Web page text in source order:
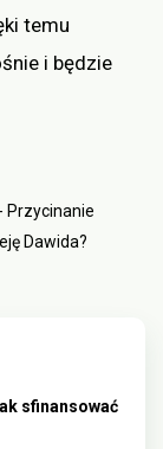
temu
i będzie
- Przycinanie
Dawida?
sfinansować